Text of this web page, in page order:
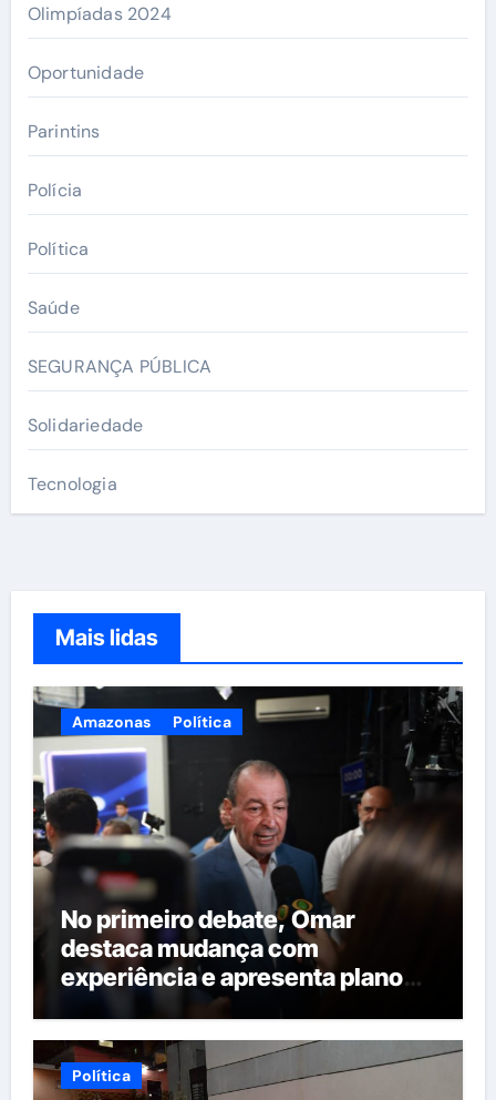
Olimpíadas 2024
Oportunidade
Parintins
Polícia
Política
Saúde
SEGURANÇA PÚBLICA
Solidariedade
Tecnologia
Mais lidas
Amazonas Política
No primeiro debate, Omar
destaca mudança com
experiência e apresenta plano
para reorganizar serviços
públicos
Política